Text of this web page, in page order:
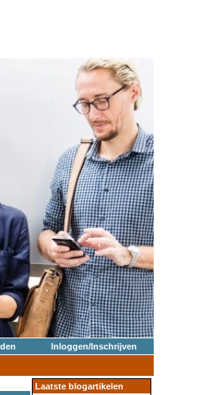
Inloggen/Inschrijven
Laatste blogartikelen